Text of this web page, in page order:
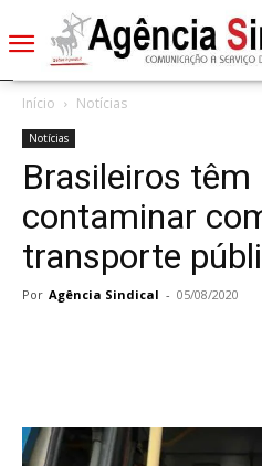
Início Notícias
Notícias
Brasileiros têm
contaminar
transporte
Por Agência Sindical - 05/08/2020